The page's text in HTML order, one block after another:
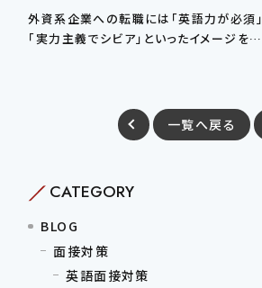
外資系企業への転職には「英語力が必須」
「実力主義でシビア」といったイメージを持
一覧へ戻る
CATEGORY
BLOG
面接対策
英語面接対策